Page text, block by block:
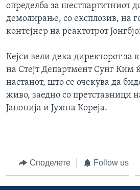
определба за шестпартитниот
демолирање, со експлозив, на
контејнер на реактотрот
Кејси вели дека директорот за
на Стејт Департмент Сунг Ким
настанот, што се очекува да
живо, заедно со претставници
Јапонија и Јужна Кореја.
Споделете Follow us